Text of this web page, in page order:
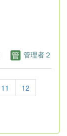
管理者２
11
12